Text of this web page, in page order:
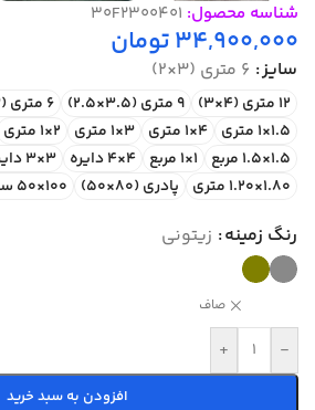
شناسه محصول: 30F2300401
34,900,000تومان
سایز 6 متری (3×2)
12 متری (4×3) 9 متری (3.5×2.5) 6 متری (3×2)
1.5×1 متری
4×1 متری 3×1 متری 2×1 متری
1.5×1.5 مربع
1×1 مربع 4×4 دایره 3×3 دایره
1.80×1.20 متری
پادری (80×50) 100×50 سانتیمتر
رنگ زمینه زیتونی
صاف
-
+
افزودن به سبد خرید